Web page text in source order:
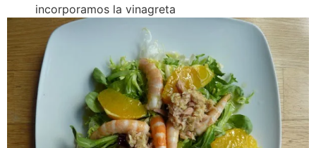
incorporamos la vinagreta